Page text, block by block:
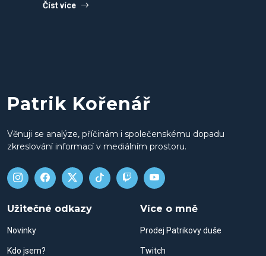
Číst více
Patrik Kořenář
Věnuji se analýze, příčinám i společenskému dopadu
zkreslování informací v mediálním prostoru.
Užitečné odkazy
Novinky
Kdo jsem?
Více o mně
Prodej Patrikovy duše
Twitch